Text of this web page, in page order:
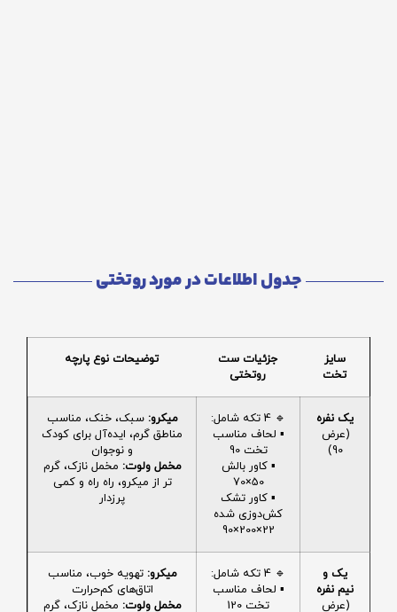
جدول اطلاعات در مورد روتختی
سایز
تخت
جزئیات ست
روتختی
توضیحات نوع پارچه
یک نفره
(عرض
90)
🔹 4 تکه شامل:
▪️ لحاف مناسب
تخت 90
▪️ کاور بالش
50×70
▪️ کاور تشک
کش‌دوزی شده
22×200×90
میکرو: سبک، خنک، مناسب
مناطق گرم، ایده‌آل برای کودک
و نوجوان
مخمل ولوت: مخمل نازک، گرم
تر از میکرو، راه راه و کمی
پرزدار
یک و
نیم نفره
(عرض
🔹 4 تکه شامل:
▪️ لحاف مناسب
تخت 120
میکرو: تهویه خوب، مناسب
اتاق‌های کم‌حرارت
مخمل ولوت: مخمل نازک، گرم